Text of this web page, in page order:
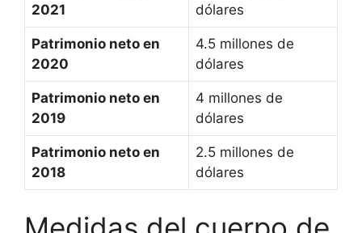
2021
dólares
Patrimonio neto en
2020
4.5 millones de
dólares
Patrimonio neto en
2019
4 millones de
dólares
Patrimonio neto en
2018
2.5 millones de
dólares